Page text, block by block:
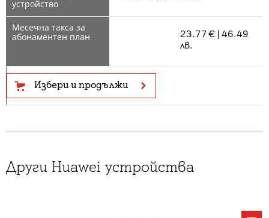
23.77 € | 46.49
лв.
Избери и продължи
Други Huawei устройства